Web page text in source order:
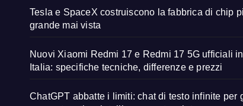
Tesla e SpaceX costruiscono la fabbrica di chip
grande mai vista
Nuovi Xiaomi Redmi 17 e Redmi 17 5G ufficiali in
Italia: specifiche tecniche, differenze e prezzi
ChatGPT abbatte i limiti: chat di testo infinite per